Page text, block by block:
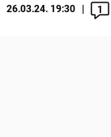
26.03.24. 19:30 1